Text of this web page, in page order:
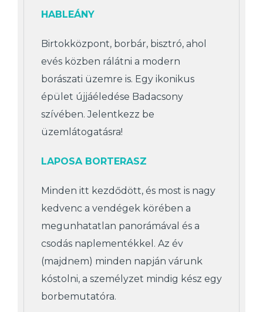
HABLEÁNY
Birtokközpont, borbár, bisztró, ahol
evés közben rálátni a modern
borászati üzemre is. Egy ikonikus
épület újjáéledése Badacsony
szívében. Jelentkezz be
üzemlátogatásra!
LAPOSA BORTERASZ
Minden itt kezdődött, és most is nagy
kedvenc a vendégek körében a
megunhatatlan panorámával és a
csodás naplementékkel. Az év
(majdnem) minden napján várunk
kóstolni, a személyzet mindig kész egy
borbemutatóra.